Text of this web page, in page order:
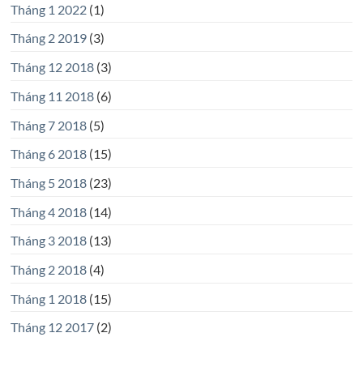
Tháng 1 2022(1)
Tháng 2 2019(3)
Tháng 12 2018(3)
Tháng 11 2018(6)
Tháng 7 2018(5)
Tháng 6 2018(15)
Tháng 5 2018(23)
Tháng 4 2018(14)
Tháng 3 2018(13)
Tháng 2 2018(4)
Tháng 1 2018(15)
Tháng 12 2017(2)